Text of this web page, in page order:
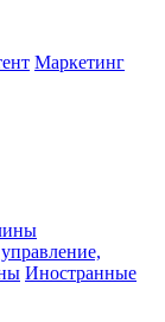
Маркетинг
Иностранные